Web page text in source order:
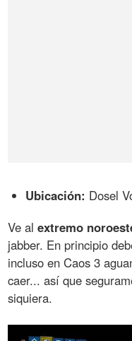
Ubicación: Dosel
Ve alextremo
jabber. En principio
incluso en Caos 3
caer... así que
siquiera.